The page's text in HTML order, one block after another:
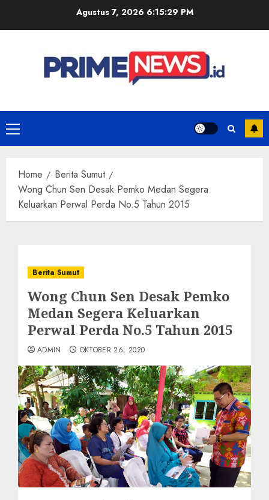
Agustus 7, 2026 6:15:29 PM
Primary
Menu
Home
Berita Sumut
Wong Chun Sen Desak Pemko Medan Segera
Keluarkan Perwal Perda No.5 Tahun 2015
Berita Sumut
Wong Chun Sen Desak Pemko
Medan Segera Keluarkan
Perwal Perda No.5 Tahun 2015
ADMIN OKTOBER 26, 2020